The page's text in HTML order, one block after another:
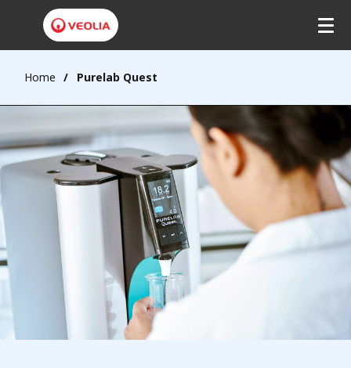
Home Purelab Quest